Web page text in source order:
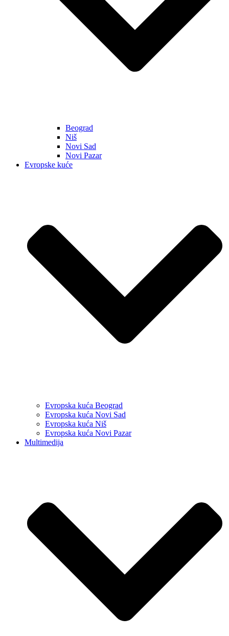
Beograd
Niš
Novi Sad
Novi Pazar
Evropske kuće
Evropska kuća Beograd
Evropska kuća Novi Sad
Evropska kuća Niš
Evropska kuća Novi Pazar
Multimedija